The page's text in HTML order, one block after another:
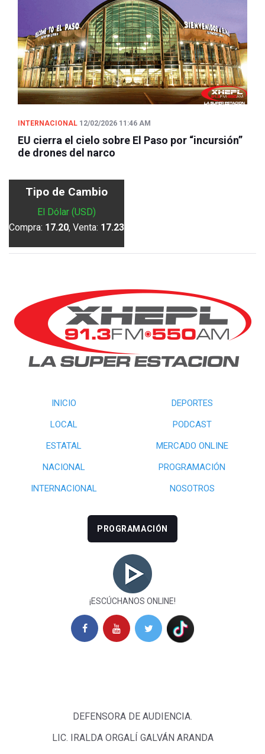
INTERNACIONAL 12/02/2026 11:46 AM
EU cierra el cielo sobre El Paso por “incursión”
de drones del narco
Tipo de Cambio
El Dólar (USD)
Compra: 17.20, Venta: 17.23
INICIO
DEPORTES
LOCAL
PODCAST
ESTATAL
MERCADO ONLINE
NACIONAL
PROGRAMACIÓN
INTERNACIONAL
NOSOTROS
PROGRAMACIÓN
¡ESCÚCHANOS ONLINE!
DEFENSORA DE AUDIENCIA.
LIC. IRALDA ORGALÍ GALVÁN ARANDA